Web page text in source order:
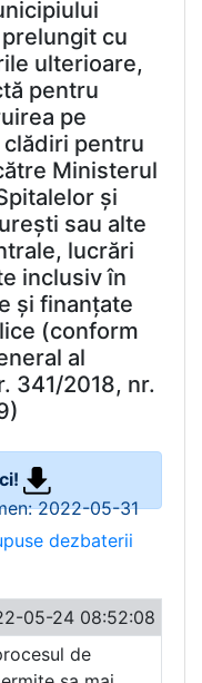
cu
ulterioare,
pentru
pe
clădiri pentru
Ministerul
și
sau alte
lucrări
inclusiv în
și finanțate
(conform
al
341/2018, nr.
2022-05-31
dezbaterii
05-24 08:52:08
de